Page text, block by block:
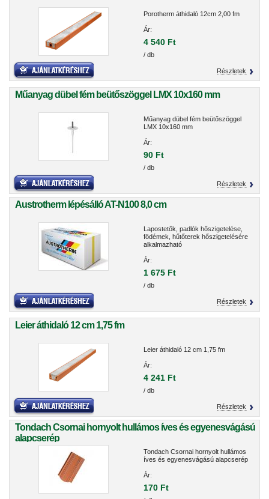
Porotherm áthidaló 12cm 2,00 fm
Ár:
4 540 Ft
/ db
Részletek
Műanyag dübel fém beütőszöggel LMX 10x160 mm
Műanyag dübel fém beütőszöggel
LMX 10x160 mm
Ár:
90 Ft
/ db
Részletek
Austrotherm lépésálló AT-N100 8,0 cm
Lapostetők, padlók hőszigetelése,
födémek, hűtőterek hőszigetelésére
alkalmazható
Ár:
1 675 Ft
/ db
Részletek
Leier áthidaló 12 cm 1,75 fm
Leier áthidaló 12 cm 1,75 fm
Ár:
4 241 Ft
/ db
Részletek
Tondach Csornai hornyolt hullámos íves és egyenesvágású
alapcserép
Tondach Csornai hornyolt hullámos
íves és egyenesvágású alapcserép
Ár:
170 Ft